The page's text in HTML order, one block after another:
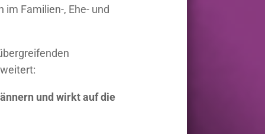
Familien-, Ehe- und
und wirkt auf die